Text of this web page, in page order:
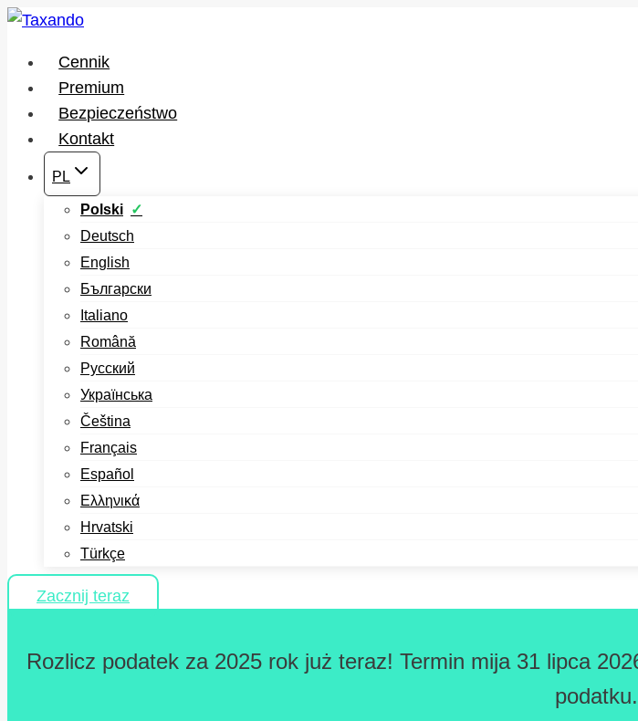
Przejdź
treści
Cennik
Premium
Bezpieczeństwo
Kontakt
PL
Polski
Deutsch
English
Български
Italiano
Română
Русский
Українська
Čeština
Français
Español
Ελληνικά
Hrvatski
Türkçe
Zacznij teraz
Rozlicz podatek za 2025 rok już teraz! Termin mija 31 lipca
podatku.